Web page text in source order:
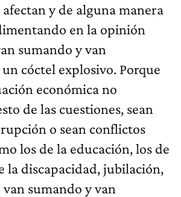
y de alguna manera
en la opinión
sumando y van
cóctel explosivo. Porque
económica no
de las cuestiones, sean
o sean conflictos
los de la educación, los de
la discapacidad, jubilación,
sumando y van